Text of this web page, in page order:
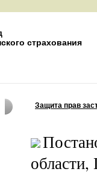
страхования
Защита прав
области,